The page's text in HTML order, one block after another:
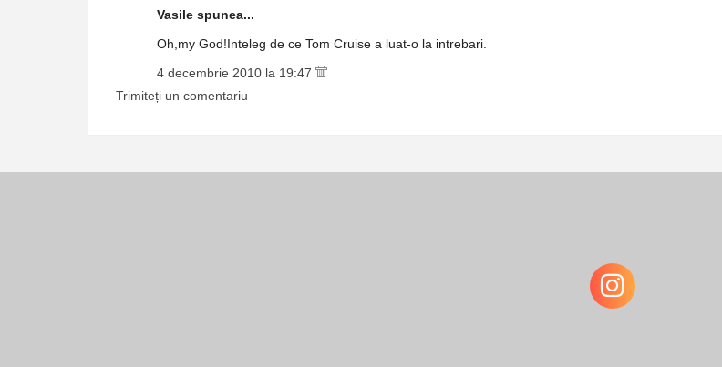
Vasile spunea...
Oh,my God!Inteleg de ce Tom Cruise a luat-o la intrebari.
4 decembrie 2010 la 19:47
Trimiteți un comentariu